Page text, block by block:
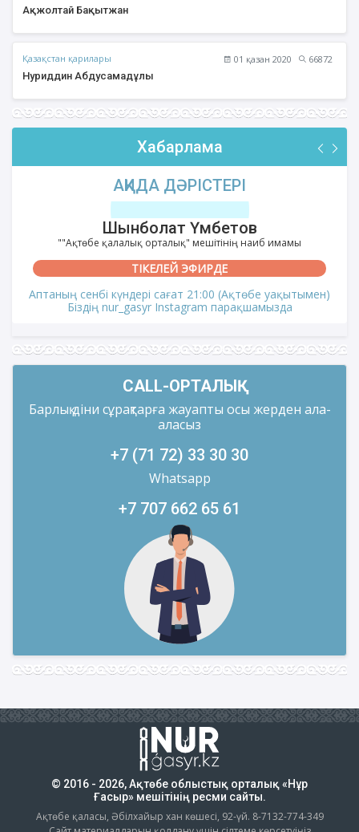
Ақжолтай Бақытжан
Қазақстан қарилары 01 қазан 2020
66872
Нуриддин Абдусамадұлы
Хабарлама
АҚИДА ДӘРІСТЕРІ
Шынболат Үмбетов
""Ақтөбе қалалық орталық" мешітінің наиб имамы
ТІКЕЛЕЙ ЭФИРДЕ
Аптаның сенбі күндері сағат 21:00 (Ақтөбе уақытымен)
Біздің nur_gasyr Instagram парақшамызда
CALL-ОРТАЛЫҚ
Барлық діни сұрақтарға жауапты осы жерден ала-
аласыз
+7 (71 72) 33 30 30
Whatsapp
+7 707 662 65 61
© 2016 - 2026, Ақтөбе облыстық орталық «Нұр
Ғасыр» мешітінің ресми сайты.
Ақтөбе қаласы, Әбілхайыр хан көшесі, 92-үй. 8-7132-774-349